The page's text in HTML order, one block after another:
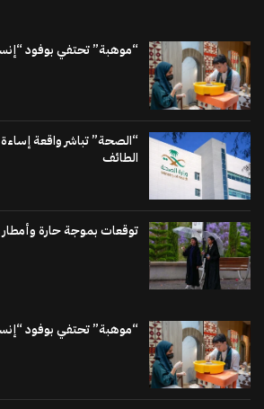
“موهبة” تحتفي بوفود “إنسو 2026” في ليلة
“الصحة” تباشر واقعة
الطائف
توقعات بموجة حارة
“موهبة” تحتفي بوفود “إنسو 2026” في ليلة